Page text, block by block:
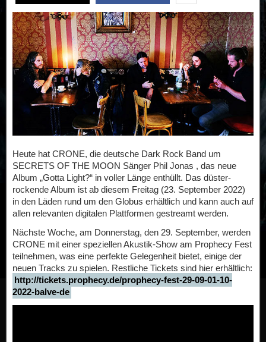
Heute hat CRONE, die deutsche Dark Rock Band um
SECRETS OF THE MOON Sänger Phil Jonas , das neue
Album „Gotta Light?“ in voller Länge enthüllt. Das düster-
rockende Album ist ab diesem Freitag (23. September 2022)
in den Läden rund um den Globus erhältlich und kann auch auf
allen relevanten digitalen Plattformen gestreamt werden.
Nächste Woche, am Donnerstag, den 29. September, werden
CRONE mit einer speziellen Akustik-Show am Prophecy Fest
teilnehmen, was eine perfekte Gelegenheit bietet, einige der
neuen Tracks zu spielen. Restliche Tickets sind hier erhältlich:
http://tickets.prophecy.de/prophecy-fest-29-09-01-10-
2022-balve-de